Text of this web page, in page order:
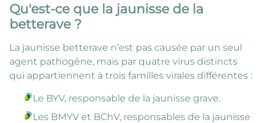
Qu'est-ce que la jaunisse de la
betterave ?
La jaunisse betterave n’est pas causée par un seul
agent pathogène, mais par quatre virus distincts
qui appartiennent à trois familles virales différentes :
Le BYV, responsable de la jaunisse grave.
Les BMYV et BChV, responsables de la jaunisse